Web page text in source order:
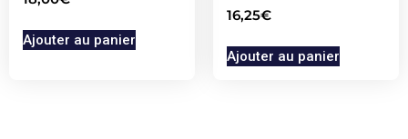
Ajouter au panier
16,25€
Ajouter au panier